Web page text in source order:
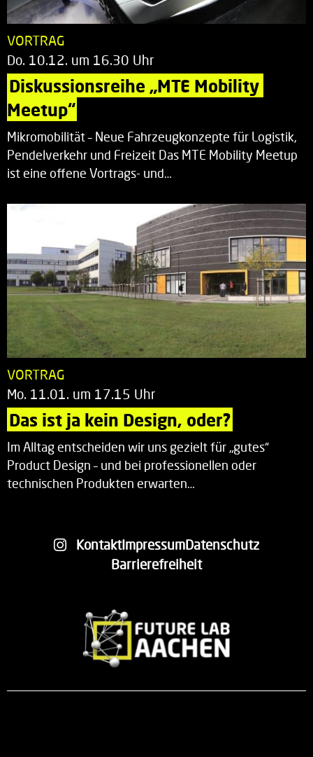
VORTRAG
Do. 10.12. um 16.30 Uhr
Diskussionsreihe „MTE Mobility
Meetup“
Mikromobilität – Neue Fahrzeugkonzepte für Logistik,
Pendelverkehr und Freizeit Das MTE Mobility Meetup
ist eine offene Vortrags- und…
VORTRAG
Mo. 11.01. um 17.15 Uhr
Das ist ja kein Design, oder?
Im Alltag entscheiden wir uns gezielt für „gutes“
Product Design – und bei professionellen oder
technischen Produkten erwarten…
KontaktImpressumDatenschutz
Barrierefreiheit